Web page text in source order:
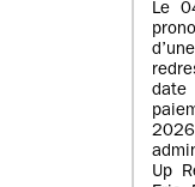
Le
Up